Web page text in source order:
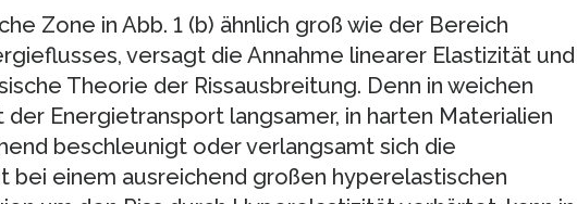
Zone in Abb. 1 (b) ähnlich groß wie der Bereich
versagt die Annahme linearer Elastizität und
Theorie der Rissausbreitung. Denn in weichen
Energietransport langsamer, in harten Materialien
beschleunigt oder verlangsamt sich die
bei einem ausreichend großen hyperelastischen